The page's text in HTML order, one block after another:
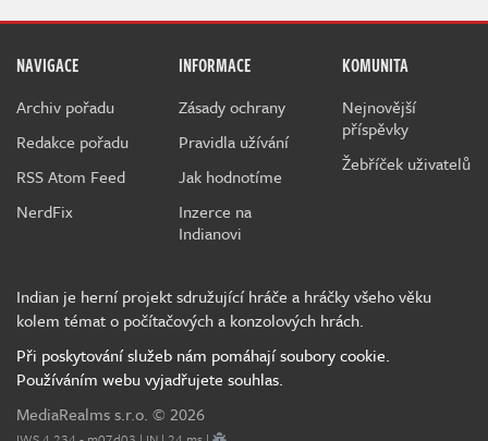
NAVIGACE
Archiv pořadu
Redakce pořadu
RSS Atom Feed
NerdFix
INFORMACE
Zásady ochrany
Pravidla užívání
Jak hodnotíme
Inzerce na
Indianovi
KOMUNITA
Nejnovější
příspěvky
Žebříček uživatelů
Indian je herní projekt sdružující hráče a hráčky všeho věku
kolem témat o počítačových a konzolových hrách.
Při poskytování služeb nám pomáhají soubory cookie.
Používáním webu vyjadřujete souhlas.
MediaRealms s.r.o. © 2026